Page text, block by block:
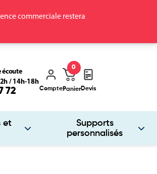
commerciale restera
et
Supports
personnalisés
écoute
/ 14h-18h
72 ComptePanier
0
Devis